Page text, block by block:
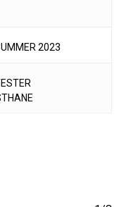
στο
2023